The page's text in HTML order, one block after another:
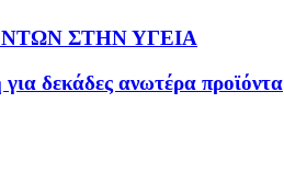
ΣΤΗΝ ΥΓΕΙΑ
δεκάδες ανωτέρα προϊόντα